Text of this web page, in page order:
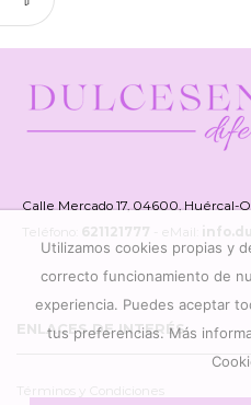
Calle Mercado 17, 04600, Huércal-
Teléfono: 621121777
ENLACES DE INTERÉS
Términos y Condiciones
Utilizamos cookies propias y
correcto funcionamiento de
experiencia. Puedes aceptar
tus preferencias. Más